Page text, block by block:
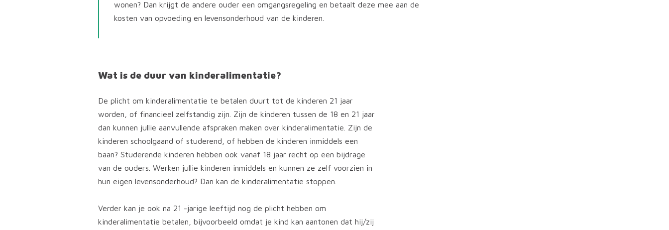
wonen? Dan krijgt de andere ouder een omgangsregeling en betaalt deze mee aan de
kosten van opvoeding en levensonderhoud van de kinderen.
Wat is de duur van kinderalimentatie?
De plicht om kinderalimentatie te betalen duurt tot de kinderen 21 jaar
worden, of financieel zelfstandig zijn. Zijn de kinderen tussen de 18 en 21 jaar
dan kunnen jullie aanvullende afspraken maken over kinderalimentatie. Zijn de
kinderen schoolgaand of studerend, of hebben de kinderen inmiddels een
baan? Studerende kinderen hebben ook vanaf 18 jaar recht op een bijdrage
van de ouders. Werken jullie kinderen inmiddels en kunnen ze zelf voorzien in
hun eigen levensonderhoud? Dan kan de kinderalimentatie stoppen.
Verder kan je ook na 21 -jarige leeftijd nog de plicht hebben om
kinderalimentatie betalen, bijvoorbeeld omdat je kind kan aantonen dat hij/zij